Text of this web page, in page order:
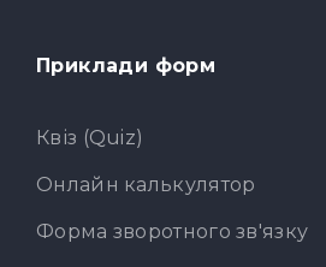
Приклади форм
Квіз (Quiz)
Онлайн калькулятор
Форма зворотного зв'язку